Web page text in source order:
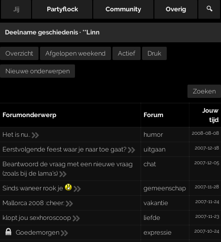
Jij Partyflock Community Overig 🔍
Deelname geschiedenis ·**Linn
Overzicht Afgelopen weekend Actief Druk
Nieuwe onderwerpen
Zoeken
Forumonderwerp Forum
Jouw
tijd
Het is nu..
humor 2008-08-08
Eerstvolgende feest waar je naar toe gaat? uitgaan 2007-12-18
Beantwoord de vraag met een nieuwe vraag
(zoals bij de lama's)
chat 2007-12-05
Sinds waneer rook je gemeenschap 2007-11-28
Mallorca 2008 :cheer: vakantie 2007-11-24
klopt jou sexhoroscoop liefde 2007-11-23
Goedemorgen expressie 2007-10-24